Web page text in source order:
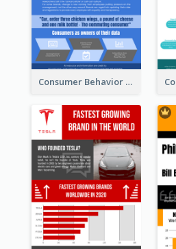
Consumer Behavior Analysis Infographic Design